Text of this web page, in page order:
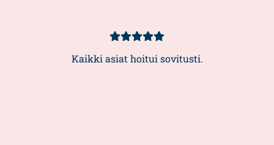
Kundbetyg
5/5
Kaikki asiat hoitui sovitusti.